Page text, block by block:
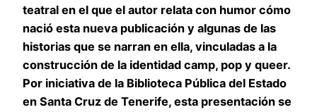
teatral en el que el autor relata con humor cómo
nació esta nueva publicación y algunas de las
historias que se narran en ella, vinculadas a la
construcción de la identidad camp, pop y queer.
Por iniciativa de la Biblioteca Pública del Estado
en Santa Cruz de Tenerife, esta presentación se